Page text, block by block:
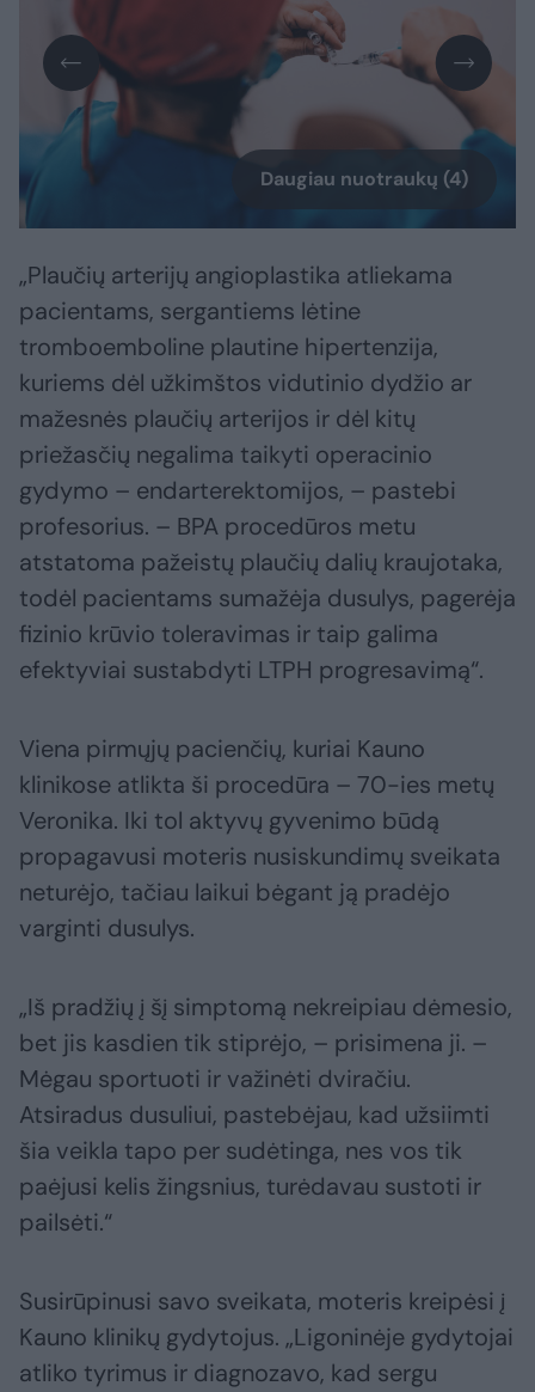
Daugiau nuotraukų (4)
„Plaučių arterijų angioplastika atliekama
pacientams, sergantiems lėtine
tromboemboline plautine hipertenzija,
kuriems dėl užkimštos vidutinio dydžio ar
mažesnės plaučių arterijos ir dėl kitų
priežasčių negalima taikyti operacinio
gydymo – endarterektomijos, – pastebi
profesorius. – BPA procedūros metu
atstatoma pažeistų plaučių dalių kraujotaka,
todėl pacientams sumažėja dusulys, pagerėja
fizinio krūvio toleravimas ir taip galima
efektyviai sustabdyti LTPH progresavimą“.
Viena pirmųjų pacienčių, kuriai Kauno
klinikose atlikta ši procedūra – 70-ies metų
Veronika. Iki tol aktyvų gyvenimo būdą
propagavusi moteris nusiskundimų sveikata
neturėjo, tačiau laikui bėgant ją pradėjo
varginti dusulys.
„Iš pradžių į šį simptomą nekreipiau dėmesio,
bet jis kasdien tik stiprėjo, – prisimena ji. –
Mėgau sportuoti ir važinėti dviračiu.
Atsiradus dusuliui, pastebėjau, kad užsiimti
šia veikla tapo per sudėtinga, nes vos tik
paėjusi kelis žingsnius, turėdavau sustoti ir
pailsėti.“
Susirūpinusi savo sveikata, moteris kreipėsi į
Kauno klinikų gydytojus. „Ligoninėje gydytojai
atliko tyrimus ir diagnozavo, kad sergu